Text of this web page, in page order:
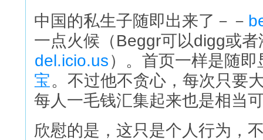
中国的私生子随即出来了－－
一点火候（Beggr可以digg或者
del.icio.us）。首页一样是随
宝。不过他不贪心，每次只要
每人一毛钱汇集起来也是相当
欣慰的是，这只是个人行为，